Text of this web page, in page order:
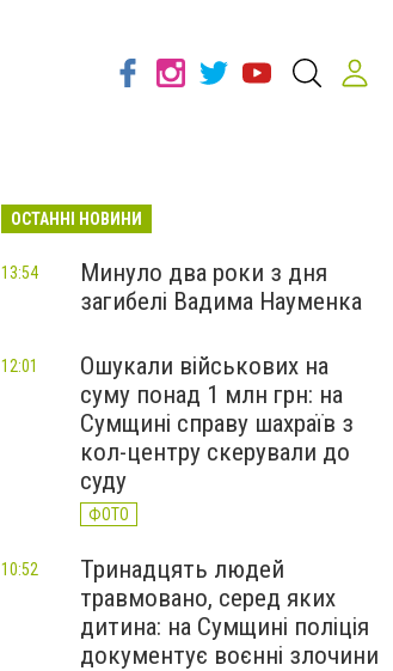
ОСТАННІ НОВИНИ
Минуло два роки з дня
загибелі Вадима Науменка
13:54
Ошукали військових на
суму понад 1 млн грн: на
Сумщині справу шахраїв з
кол-центру скерували до
суду
ФОТО
12:01
Тринадцять людей
травмовано, серед яких
дитина: на Сумщині поліція
документує воєнні злочини
10:52